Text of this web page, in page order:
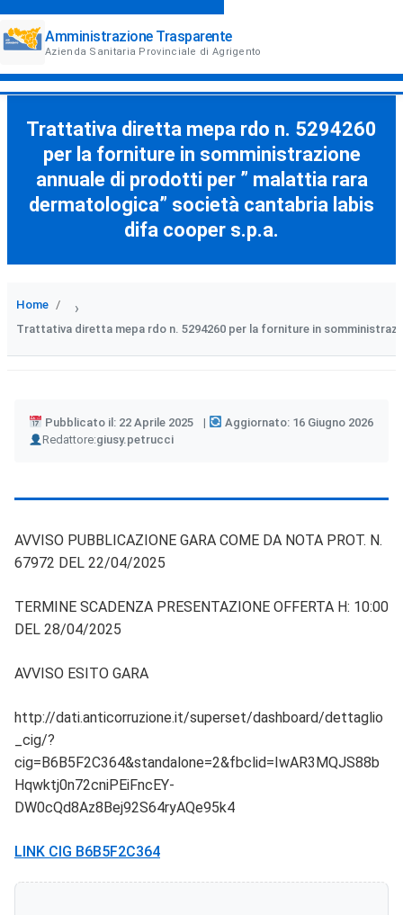
Amministrazione Trasparente
Azienda Sanitaria Provinciale di Agrigento
Trattativa diretta mepa rdo n. 5294260
per la forniture in somministrazione
annuale di prodotti per ” malattia rara
dermatologica” società cantabria labis
difa cooper s.p.a.
Home ›
Trattativa diretta mepa rdo n. 5294260 per la forniture in
Pubblicato il: 22 Aprile 2025
Aggiornato: 16 Giugno 2026
Redattore:
Author giusy.petrucci
AVVISO PUBBLICAZIONE GARA COME DA NOTA PROT. N.
67972 DEL 22/04/2025
TERMINE SCADENZA PRESENTAZIONE OFFERTA H: 10:00
DEL 28/04/2025
AVVISO ESITO GARA
http://dati.anticorruzione.it/superset/dashboard/dettaglio
_cig/?
cig=B6B5F2C364&standalone=2&fbclid=IwAR3MQJS88b
Hqwktj0n72cniPEiFncEY-
DW0cQd8Az8Bej92S64ryAQe95k4
LINK CIG B6B5F2C364